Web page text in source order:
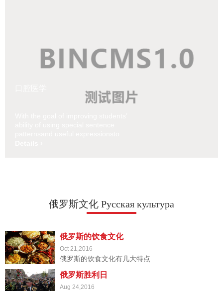
俄罗斯文化 Русская культура
俄罗斯的饮食文化
Oct 21,2016
俄罗斯的饮食文化有几大特点
俄罗斯胜利日
Aug 24,2016